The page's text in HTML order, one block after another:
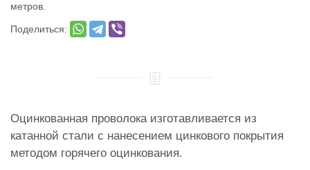
метров.
Поделиться:
Оцинкованная проволока изготавливается из
катанной стали с нанесением цинкового покрытия
методом горячего оцинкования.